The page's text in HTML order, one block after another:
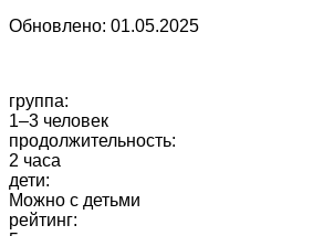
Обновлено: 01.05.2025
группа:
1–3 человек
продолжительность:
2 часа
дети:
Можно с детьми
рейтинг: